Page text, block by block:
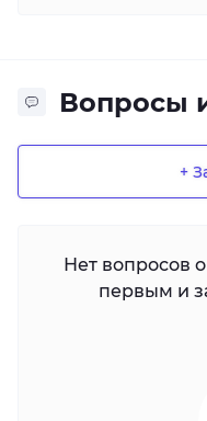
Вопросы
+
Нет вопросов
первым и